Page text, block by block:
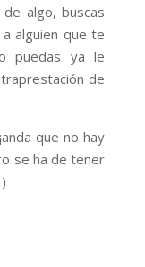
algo, buscas
alguien que te
puedas ya le
de
que no hay
se ha de tener